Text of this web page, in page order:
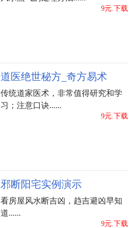
9元.下载
道医绝世秘方_奇方易术
传统道家医术，非常值得研究和学
习；注意口诀......
9元.下载
邪断阳宅实例演示
看房屋风水断吉凶，趋吉避凶早知
道......
9元.下载